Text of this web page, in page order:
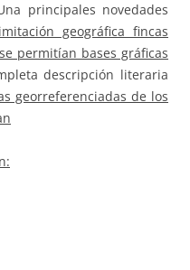
principales novedades
geográfica fincas
permitían bases gráficas
descripción literaria
georreferenciadas de los